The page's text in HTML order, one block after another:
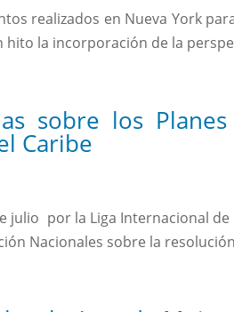
realizados en Nueva York
la incorporación de la
sobre los
Caribe
por la Liga Internacional de
Nacionales sobre la